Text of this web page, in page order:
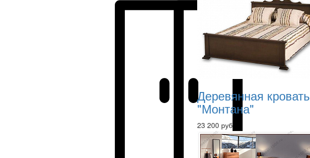
Деревянная кровать
"Монтана"
23 200 руб